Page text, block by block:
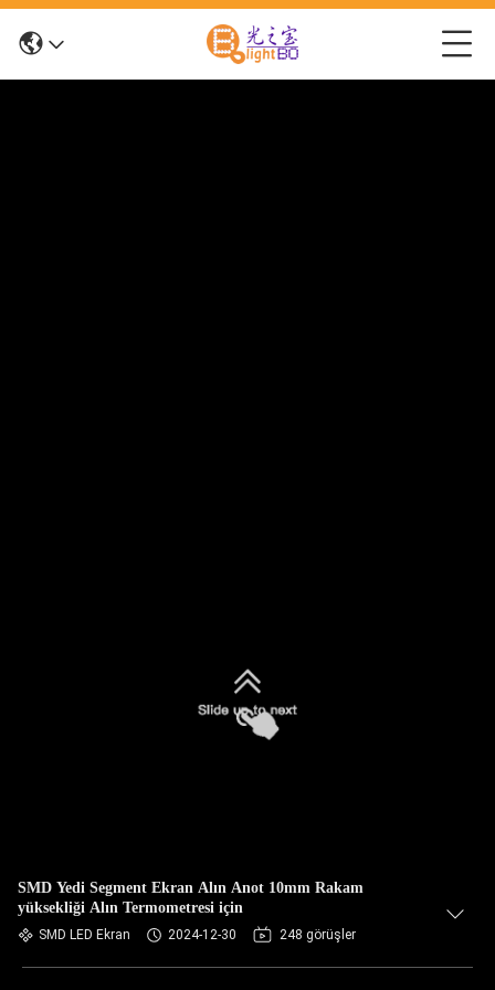
SMD Yedi Segment Ekran Alın Anot 10mm Rakam
yüksekliği Alın Termometresi için
SMD LED Ekran 2024-12-30 248 görüşler